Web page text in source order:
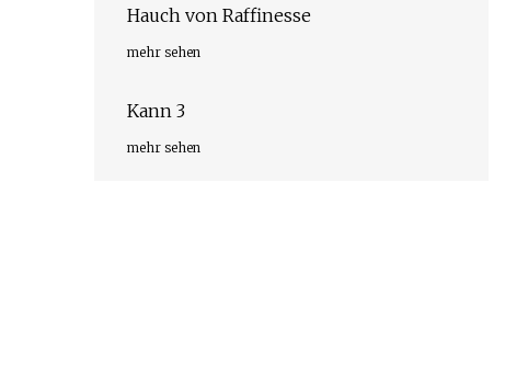
Hauch von Raffinesse
mehr sehen
Kann 3
mehr sehen